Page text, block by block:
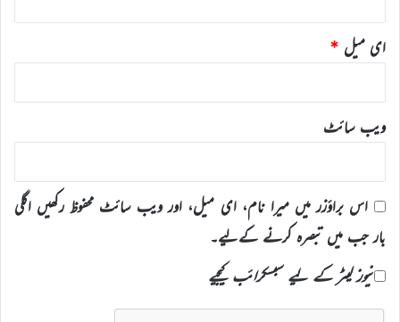
ای میل *
ویب‌ سائٹ
اس براؤزر میں میرا نام، ای میل، اور ویب سائٹ محفوظ رکھیں اگلی
بار جب میں تبصرہ کرنے کےلیے۔
نیوز لیٹر کے لیے سبسکرائب کیجیے